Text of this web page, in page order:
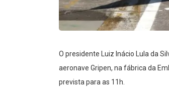
O presidente Luiz Inácio Lula da
aeronave Gripen, na fábrica da
prevista para as 11h.